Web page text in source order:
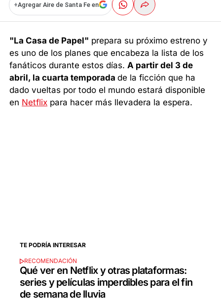
+Agregar Aire de Santa Fe en
"La Casa de Papel" prepara su próximo estreno y
es uno de los planes que encabeza la lista de los
fanáticos durante estos días. A partir del 3 de
abril, la cuarta temporadade la ficción que ha
dado vueltas por todo el mundo estará disponible
en Netflix para hacer más llevadera la espera.
TE PODRÍA INTERESAR
RECOMENDACIÓN
Qué ver en Netflix y otras plataformas:
series y películas imperdibles para el fin
de semana de lluvia